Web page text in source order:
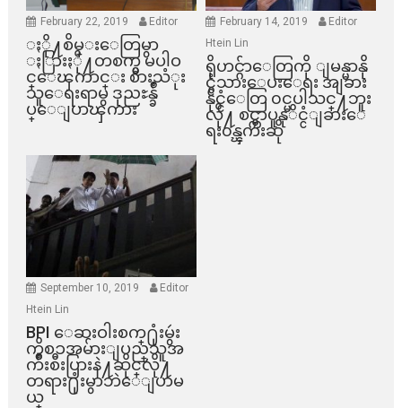
February 22, 2019 Editor
ႏို႔စိမ္းေတြမွာ
ႏြားႏို႔တစက္မွ မပါဝ
င္ေၾကာင္း စားသံုး
သူေရးရာမွ ဒုညႊန္ခ်ဳ
ပ္ေျပာၾကား
February 14, 2019
Editor
Htein Lin
ရိုဟင္ဂ်ာေတြကို ျမန္မာနို
င္ငံသားေပးေရး အျခား
နိုင္ငံေတြ ၀င္မပါသင္႔ဘူး
လို႔ စင္ကာပူနုိင္ငံျခားေ
ရး၀န္ၾကီးဆို
September 10, 2019
Editor
Htein Lin
BPI ​ေဆးဝါးစက္​႐ုံးမွဴး
ကိစၥအမ်ားျပည္​သူအ
က်ိဳးစီးပြားနဲ႔ဆိုင္​လို႔
တရား႐ုံးမွာဘဲေျပာမ
ယ္​